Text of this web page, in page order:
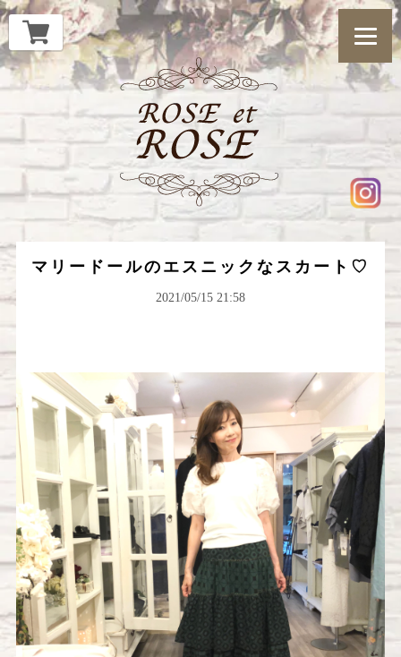
マリードールのエスニックなスカート♡
2021/05/15 21:58